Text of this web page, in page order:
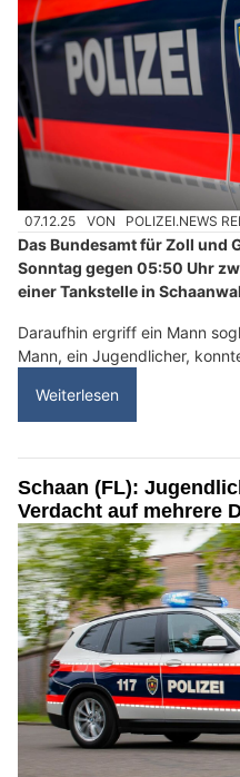
07.12.25 VON POLIZEI.NEWS
Das Bundesamt für Zoll und
Sonntag gegen 05:50 Uhr
einer Tankstelle in
Daraufhin ergriff ein Mann
Mann, ein Jugendlicher,
Weiterlesen
Schaan (FL):
Verdacht auf mehrere